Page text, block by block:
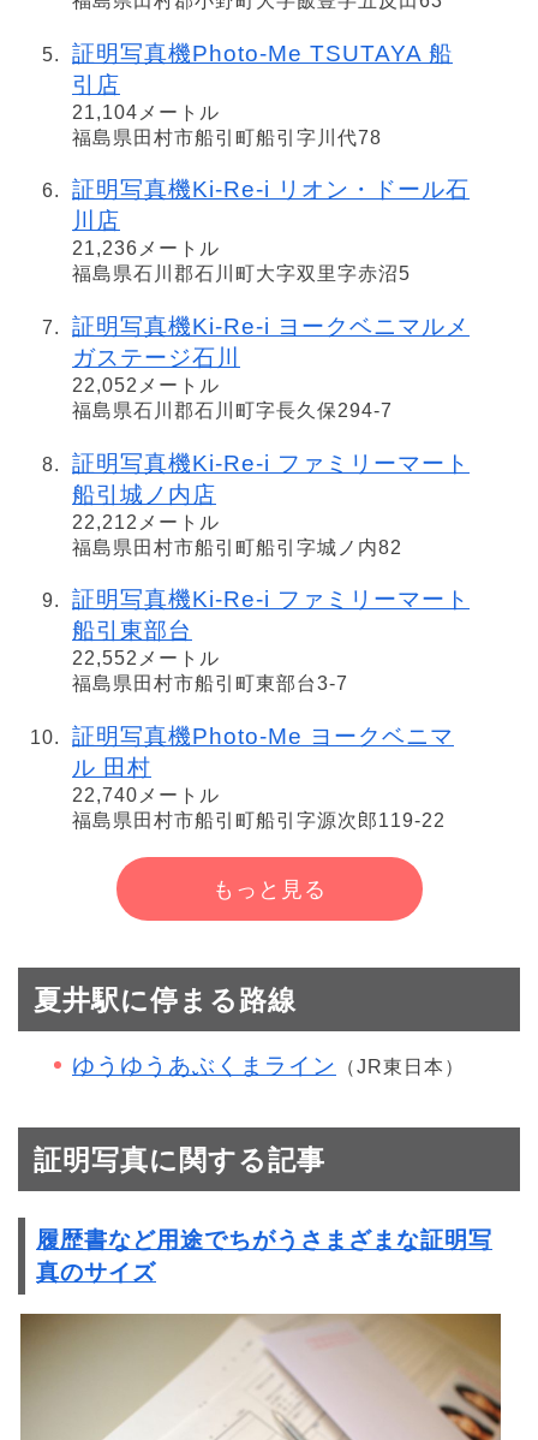
証明写真機Photo-Me TSUTAYA 船
引店
21,104メートル
福島県田村市船引町船引字川代78
証明写真機Ki-Re-i リオン・ドール石
川店
21,236メートル
福島県石川郡石川町大字双里字赤沼5
証明写真機Ki-Re-i ヨークベニマルメ
ガステージ石川
22,052メートル
福島県石川郡石川町字長久保294-7
証明写真機Ki-Re-i ファミリーマート
船引城ノ内店
22,212メートル
福島県田村市船引町船引字城ノ内82
証明写真機Ki-Re-i ファミリーマート
船引東部台
22,552メートル
福島県田村市船引町東部台3-7
証明写真機Photo-Me ヨークベニマ
ル 田村
22,740メートル
福島県田村市船引町船引字源次郎119-22
もっと見る
夏井駅に停まる路線
ゆうゆうあぶくまライン （JR東日本）
証明写真に関する記事
履歴書など用途でちがうさまざまな証明写
真のサイズ